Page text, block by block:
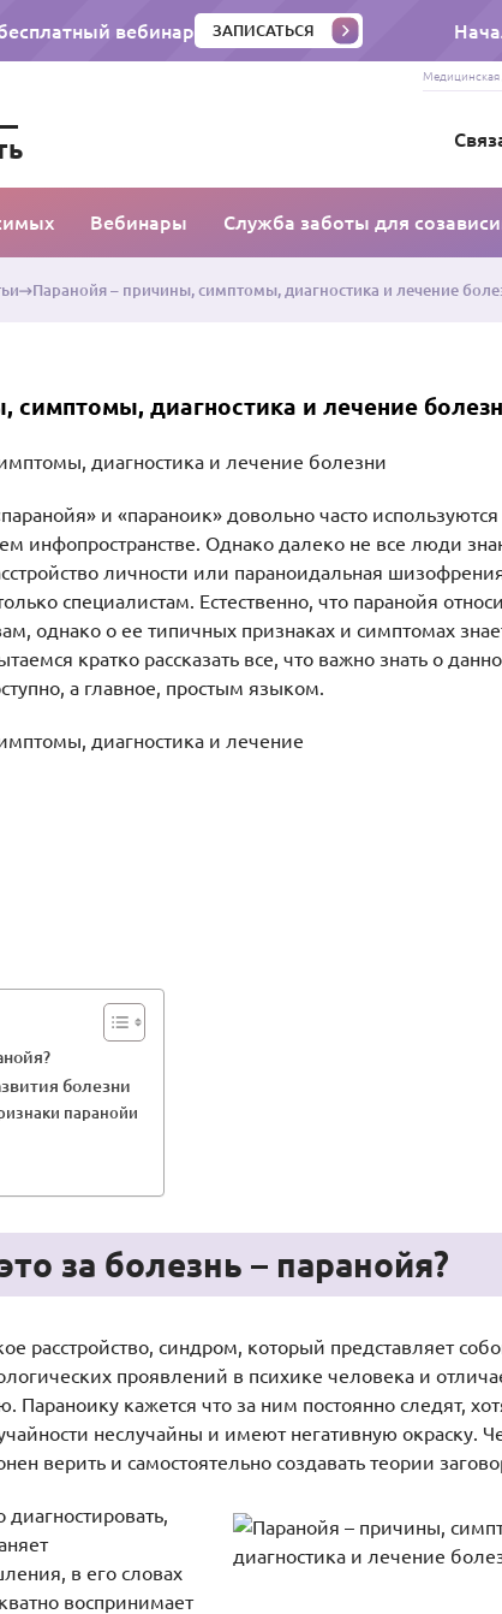
вебинар ЗАПИСАТЬСЯ
Медицинская
Вебинары Служба заботы для
Паранойя – причины, симптомы, диагностика и лечение
симптомы, диагностика и лечение
и «параноик» довольно часто
инфопространстве. Однако далеко не все люди
личности или параноидальная
специалистам. Естественно, что паранойя
однако о ее типичных признаках и симптомах
кратко рассказать все, что важно знать о
а главное, простым языком.
болезни
паранойи
за болезнь – паранойя?
расстройство, синдром, который представляет
проявлений в психике человека и
Параноику кажется что за ним постоянно следят,
неслучайны и имеют негативную окраску.
верить и самостоятельно создавать теории
в его словах
воспринимает